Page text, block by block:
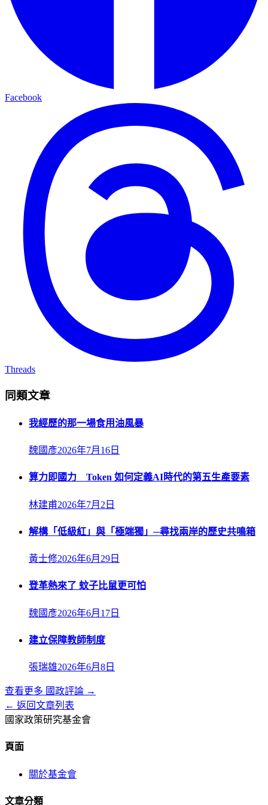
Facebook
Threads
同類文章
我經歷的那一場食用油風暴
魏國彥2026年7月16日
算力即國力 Token 如何定義AI時代的第五生產要素
林建甫2026年7月2日
解構「低級紅」與「極端獨」─尋找兩岸的歷史共鳴箱
黃士修2026年6月29日
登革熱來了 蚊子比鼠更可怕
魏國彥2026年6月17日
建立保障教師制度
張瑞雄2026年6月8日
查看更多 國政評論 →
← 返回文章列表
國家政策研究基金會
頁面
關於基金會
文章分類